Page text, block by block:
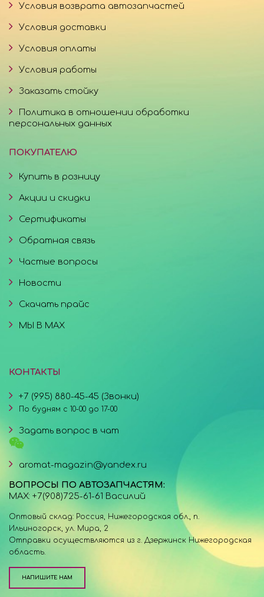
Условия возврата автозапчастей
Условия доставки
Условия оплаты
Условия работы
Заказать стойку
Политика в отношении обработки
персональных данных
ПОКУПАТЕЛЮ
Купить в розницу
Акции и скидки
Сертификаты
Обратная связь
Частые вопросы
Новости
Скачать прайс
МЫ В MAX
КОНТАКТЫ
+7 (995) 880-45-45 (Звонки)
По будням с 10-00 до 17-00
Задать вопрос в чат
aromat-magazin@yandex.ru
ВОПРОСЫ ПО АВТОЗАПЧАСТЯМ:
MAX: +7(908)725-61-61 Василий
Оптовый склад: Россия, Нижегородская обл., п.
Ильиногорск, ул. Мира, 2
Отправки осуществляются из г. Дзержинск Нижегородская
область.
НАПИШИТЕ НАМ